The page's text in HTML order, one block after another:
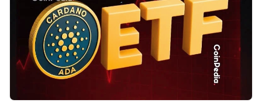
week for its U.S. ETF. CME’s regulated